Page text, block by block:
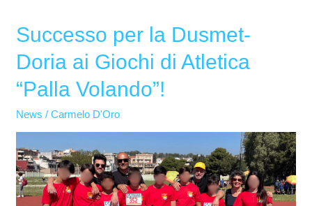
Successo per la Dusmet-
Doria ai Giochi di Atletica
“Palla Volando”!
News /Carmelo D'Oro
Successo
la
Dusmet-
di
Atletica
“Palla